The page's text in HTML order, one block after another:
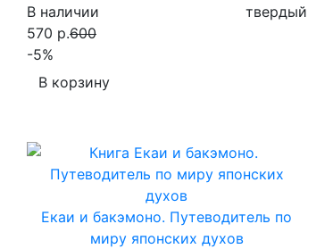
В наличии
твердый
570 р.600
-5%
В корзину
Екаи и бакэмоно. Путеводитель по
миру японских духов